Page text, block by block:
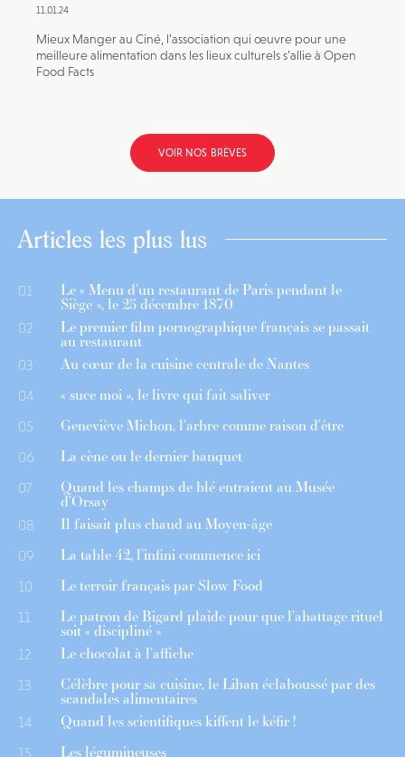
11.01.24
Mieux Manger au Ciné, l’association qui œuvre pour une
meilleure alimentation dans les lieux culturels s’allie à Open
Food Facts
VOIR NOS BRÈVES
Articles les plus lus
01 Le « Menu d’un restaurant de Paris pendant le
Siège », le 25 décembre 1870
02 Le premier film pornographique français se passait
au restaurant
03 Au cœur de la cuisine centrale de Nantes
04 « suce moi », le livre qui fait saliver
05 Geneviève Michon, l’arbre comme raison d’être
06 La cène ou le dernier banquet
07 Quand les champs de blé entraient au Musée
d’Orsay
08 Il faisait plus chaud au Moyen-âge
09 La table 42, l’infini commence ici
10 Le terroir français par Slow Food
11 Le patron de Bigard plaide pour que l’abattage rituel
soit « discipliné »
12 Le chocolat à l’affiche
13 Célèbre pour sa cuisine, le Liban éclaboussé par des
scandales alimentaires
14 Quand les scientifiques kiffent le kéfir !
15 Les légumineuses